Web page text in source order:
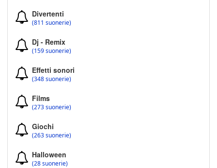
Divertenti
(811 suonerie)
Dj - Remix
(159 suonerie)
Effetti sonori
(348 suonerie)
Films
(273 suonerie)
Giochi
(263 suonerie)
Halloween
(28 suonerie)